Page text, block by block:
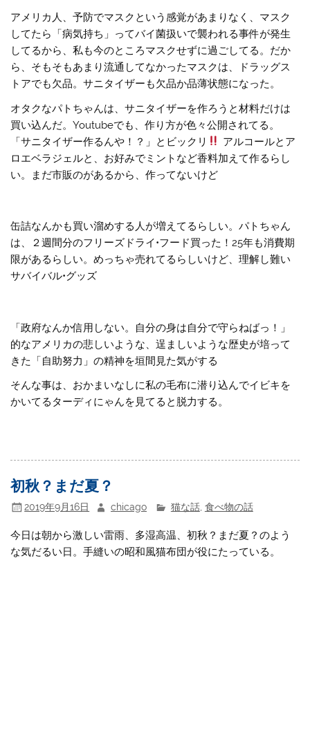
アメリカ人、予防でマスクという感覚があまりなく、マスク
してたら「病気持ち」ってバイ菌扱いで襲われる事件が発生
してるから、私も今のところマスクせずに過ごしてる。だか
ら、そもそもあまり流通してなかったマスクは、ドラッグス
トアでも欠品。サニタイザーも欠品か品薄状態になった。
オタクなパトちゃんは、サニタイザーを作ろうと材料だけは
買い込んだ。Youtubeでも、作り方が色々公開されてる。
「サニタイザー作るんや！？」とビックリ
アルコールとア
ロエベラジェルと、お好みでミントなど香料加えて作るらし
い。まだ市販のがあるから、作ってないけど
缶詰なんかも買い溜めする人が増えてるらしい。パトちゃん
は、２週間分のフリーズドライ•フード買った！25年も消費期
限があるらしい。めっちゃ売れてるらしいけど、理解し難い
サバイバル•グッズ
「政府なんか信用しない。自分の身は自分で守らねばっ！」
的なアメリカの悲しいような、逞ましいような歴史が培って
きた「自助努力」の精神を垣間見た気がする
そんな事は、おかまいなしに私の毛布に潜り込んでイビキを
かいてるターディにゃんを見てると脱力する。
初秋？まだ夏？
2019年9月16日 chicago 猫な話, 食べ物の話
今日は朝から激しい雷雨、多湿高温、初秋？まだ夏？のよう
な気だるい日。手縫いの昭和風猫布団が役にたっている。